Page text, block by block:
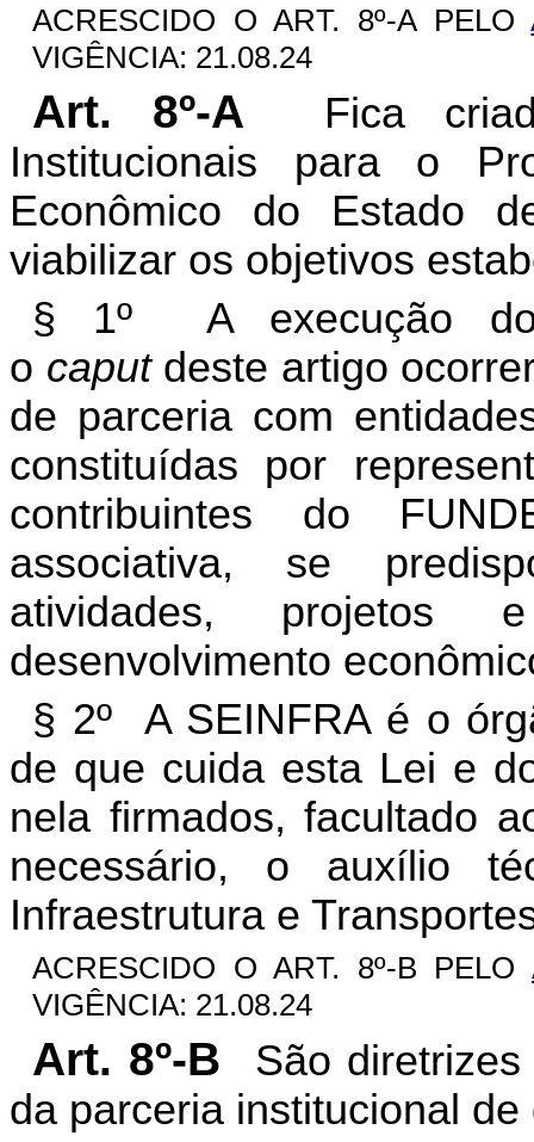
ACRESCIDO O ART. 8º-A PELO
VIGÊNCIA: 21.08.24
Art. 8º-A
Fica
Institucionais para o
Econômico do Estado
viabilizar os objetivos
§ 1º A execução
o caput deste artigo
de parceria com
constituídas por
contribuintes do
associativa, se
atividades,
desenvolvimento
§ 2º A SEINFRA é o
de que cuida esta Lei e
nela firmados, facultado
necessário, o auxílio
Infraestrutura e
ACRESCIDO O ART. 8º-B PELO
VIGÊNCIA: 21.08.24
Art. 8º-B
São
da parceria institucional